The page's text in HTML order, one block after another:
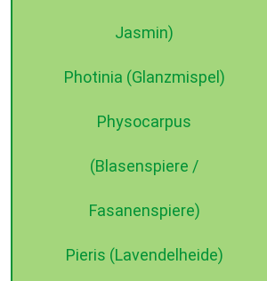
Jasmin)
Photinia (Glanzmispel)
Physocarpus
(Blasenspiere /
Fasanenspiere)
Pieris (Lavendelheide)